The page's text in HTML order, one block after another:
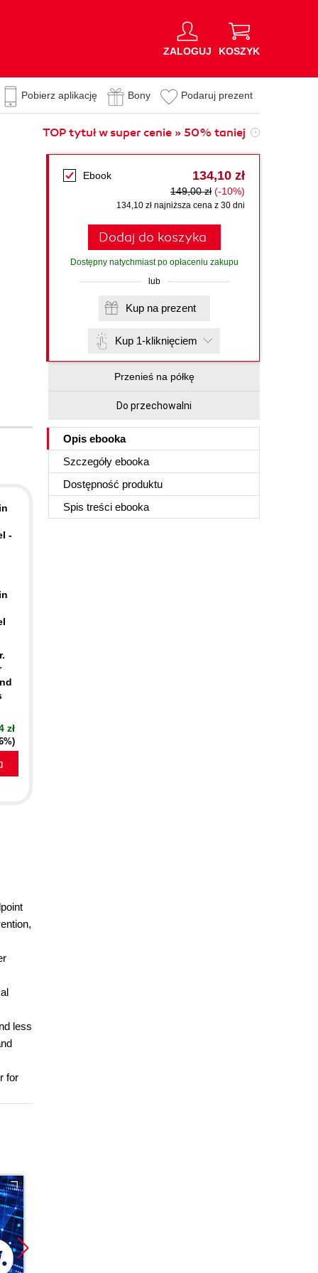
ZALOGUJ KOSZYK
Pobierz aplikację Bony Podaruj prezent
TOP tytuł w super cenie » 50% taniej
Ebook 134,10 zł
149,00 zł (-10%)
134,10 zł najniższa cena z 30 dni
Dodaj do koszyka
Dostępny natychmiast po opłaceniu zakupu
lub
Kup na prezent
Kup 1-kliknięciem
Przenieś na półkę
Do przechowalni
Opis ebooka
Szczegóły ebooka
Dostępność produktu
Spis treści ebooka
-
zł
less
for